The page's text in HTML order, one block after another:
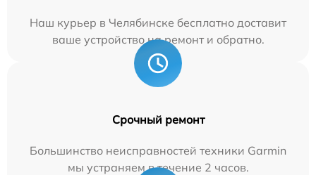
Наш курьер в Челябинске бесплатно доставит
ваше устройство на ремонт и обратно.
Срочный ремонт
Большинство неисправностей техники Garmin
мы устраняем в течение 2 часов.